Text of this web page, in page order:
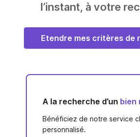
l’instant, à votre
Etendre mes critères de
A la recherche d’un bien
Bénéficiez de notre service
personnalisé.